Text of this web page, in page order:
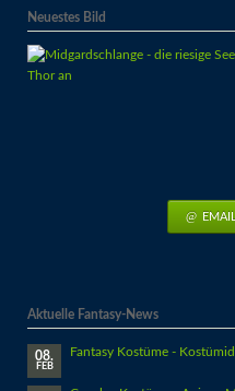
Neuestes Bild
Aktuelle Fantasy-News
08.
FEB
Fantasy Kostüme -